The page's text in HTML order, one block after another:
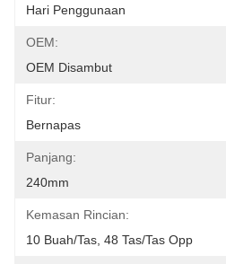
Hari Penggunaan
OEM:
OEM Disambut
Fitur:
Bernapas
Panjang:
240mm
Kemasan Rincian:
10 Buah/tas, 48 ​​tas/tas Opp